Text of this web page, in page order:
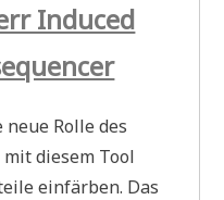
Induced
Rolle des
diesem Tool
einfärben. Das